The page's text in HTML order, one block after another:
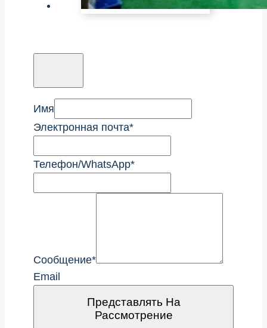
Имя
Электронная почта*
Телефон/WhatsApp*
Сообщение*
Email
Представлять На
Рассмотрение